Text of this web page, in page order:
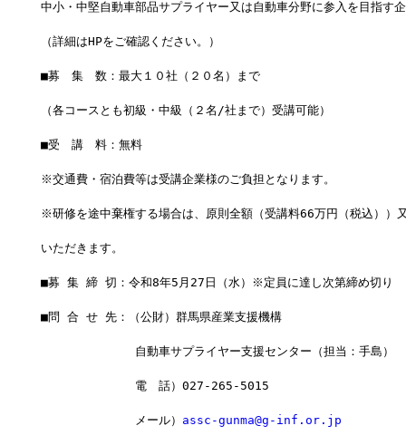
中小・中堅自動車部品サプライヤー又は自動車分野に参入を目指す
（詳細はHPをご確認ください。）
■募　集　数：最大１０社（２０名）まで
（各コースとも初級・中級（２名/社まで）受講可能）
■受　講　料：無料
※交通費・宿泊費等は受講企業様のご負担となります。
※研修を途中棄権する場合は、原則全額（受講料66万円（税込））
いただきます。
■募 集 締 切：令和8年5月27日（水）※定員に達し次第締め切り
■問 合 せ 先：（公財）群馬県産業支援機構
自動車サプライヤー支援センター（担当：手島）
電　話）027-265-5015
メール） assc-gunma@g-inf.or.jp